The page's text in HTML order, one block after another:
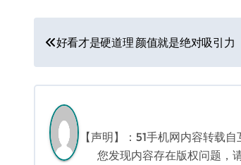
文
章
导
航
好看才是硬道理 颜值就是绝对吸引力
【声明】：51手机网内容转载
您发现内容存在版权问题，